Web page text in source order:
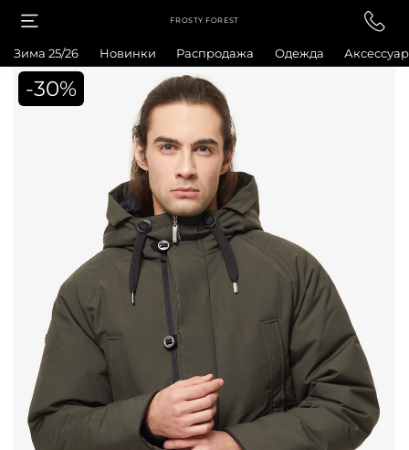
FROSTY FOREST
Зима 25/26 Новинки Распродажа Одежда
-30%